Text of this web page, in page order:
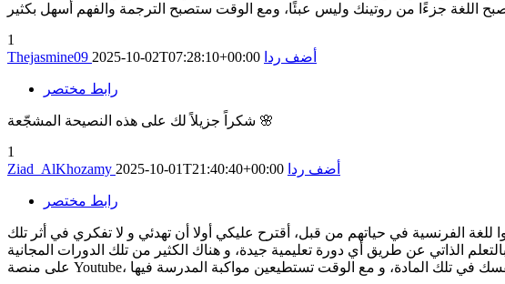
1
Thejasmine09 2025-10-02T07:28:10+00:00 أضف ردا
رابط مختصر
شكراً جزيلاً لك على هذه النصيحة المشجّعة 🌸
1
Ziad_AlKhozamy 2025-10-01T21:40:40+00:00 أضف ردا
رابط مختصر
للغة الفرنسية في حياتهم من قبل، أقترح عليكي أولا أن تهدئي و لا تفكري في أثر تلك
الذاتي عن طريق أي دورة تعليمية جيدة، و هناك الكثير من تلك الدورات المجانية